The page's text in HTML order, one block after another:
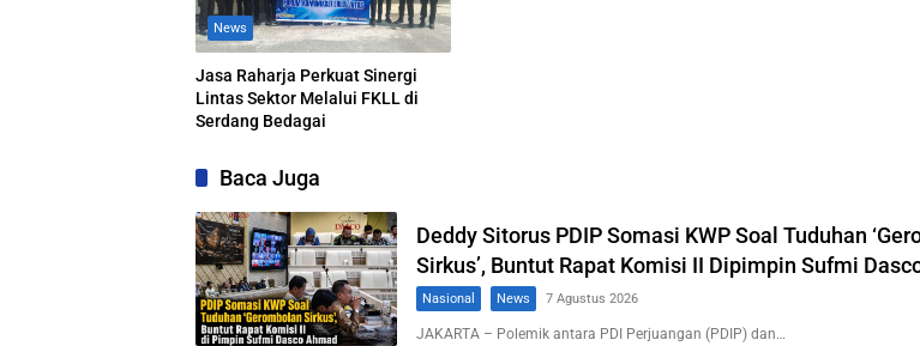
News
Jasa Raharja Perkuat Sinergi
Lintas Sektor Melalui FKLL di
Serdang Bedagai
Baca Juga
Deddy Sitorus PDIP Somasi KWP Soal Tuduhan
Sirkus’, Buntut Rapat Komisi II Dipimpin Sufmi
Nasional News 7 Agustus 2026
JAKARTA – Polemik antara PDI Perjuangan (PDIP) dan…